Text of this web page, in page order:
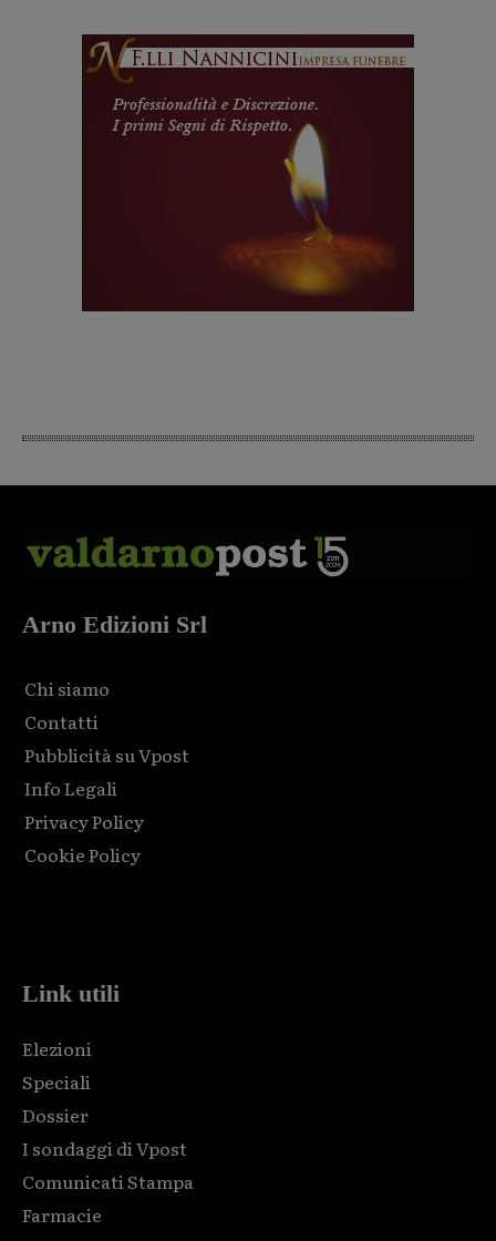
Arno Edizioni Srl
Chi siamo
Contatti
Pubblicità su Vpost
Info Legali
Privacy Policy
Cookie Policy
Link utili
Elezioni
Speciali
Dossier
I sondaggi di Vpost
Comunicati Stampa
Farmacie